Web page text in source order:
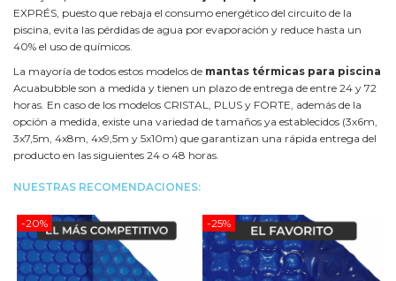
EXPRÉS, puesto que rebaja el consumo energético del circuito de la
piscina, evita las pérdidas de agua por evaporación y reduce hasta un
40% el uso de químicos.
La mayoría de todos estos modelos de mantas térmicas para piscina
Acuabubble son a medida y tienen un plazo de entrega de entre 24 y 72
horas. En caso de los modelos CRISTAL, PLUS y FORTE, además de la
opción a medida, existe una variedad de tamaños ya establecidos (3x6m,
3x7,5m, 4x8m, 4x9,5m y 5x10m) que garantizan una rápida entrega del
producto en las siguientes 24 o 48 horas.
NUESTRAS RECOMENDACIONES:
-20% -25%